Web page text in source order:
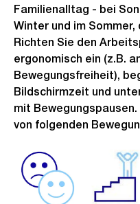
Familienalltag - bei
Winter und im Sommer,
Richten Sie den
ergonomisch ein (z.B.
Bewegungsfreiheit),
Bildschirmzeit und
mit
von folgenden